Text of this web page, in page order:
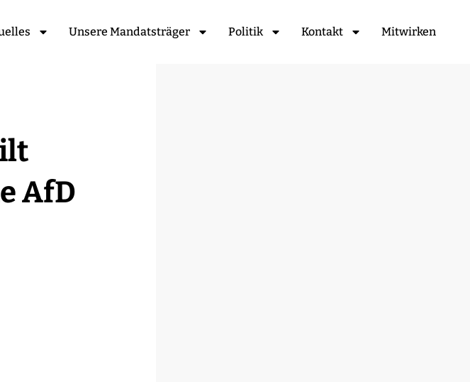
Unsere Mandatsträger Politik Kontakt Mitwirken
AfD